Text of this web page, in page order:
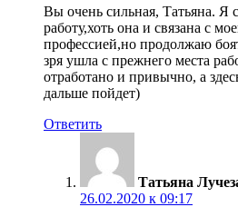
Вы очень сильная, Татьяна. Я
работу,хоть она и связана с
профессией,но продолжаю
зря ушла с прежнего места
отработано и привычно, а
дальше пойдет)
Ответить
Татьяна
26.02.2020 к 09:17